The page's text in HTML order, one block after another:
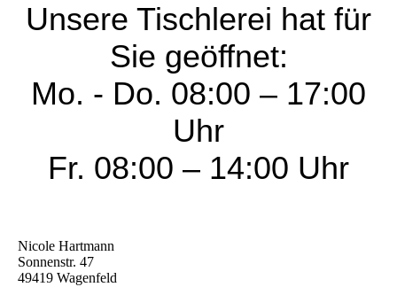
Unsere Tischlerei hat für
Sie geöffnet:
Mo. - Do. 08:00 – 17:00
Uhr
Fr. 08:00 – 14:00 Uhr
Nicole Hartmann
Sonnenstr. 47
49419 Wagenfeld